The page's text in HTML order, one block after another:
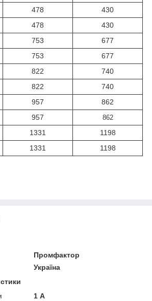
478 430
478 430
753 677
753 677
822 740
822 740
957 862
957
862
1331 1198
1331 1198
Промфактор
Україна
1 А